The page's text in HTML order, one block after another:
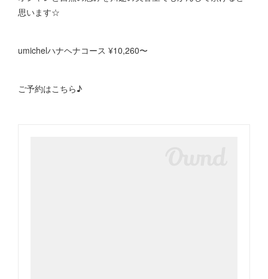
思います☆
umichelハナヘナコース ¥10,260〜
ご予約はこちら♪